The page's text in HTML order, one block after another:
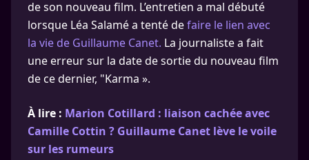
de son nouveau film. L’entretien a mal débuté
lorsque Léa Salamé a tenté defaire le lien avec
la vie de Guillaume Canet. La journaliste a fait
une erreur sur la date de sortie du nouveau film
de ce dernier, "Karma ».
À lire : Marion Cotillard : liaison cachée avec
Camille Cottin ? Guillaume Canet lève le voile
sur les rumeurs